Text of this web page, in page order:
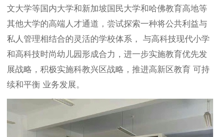
文大学等国内大学和新加坡国民大学和哈佛教育高地等
其他大学的高端人才通道，尝试探索一种将公共利益与
私人管理相结合的灵活的学校体系， 与高科技现代小学
和高科技时尚幼儿园形成合力，进一步实施教育优先发
展战略，积极实施科教兴区战略，推进高新区教育 可持
续和平衡 业务发展。